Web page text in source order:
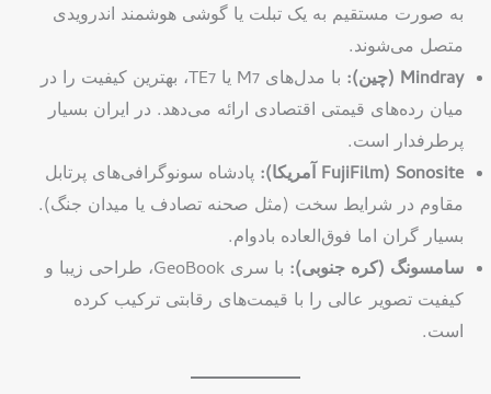
به صورت مستقیم به یک تبلت یا گوشی هوشمند اندرویدی
متصل می‌شوند.
Mindray (چین):
با مدل‌های M7 یا TE7، بهترین کیفیت را در
میان رده‌های قیمتی اقتصادی ارائه می‌دهد. در ایران بسیار
پرطرفدار است.
Sonosite (FujiFilm آمریکا):
پادشاه سونوگرافی‌های پرتابل
مقاوم در شرایط سخت (مثل صحنه تصادف یا میدان جنگ).
بسیار گران اما فوق‌العاده بادوام.
سامسونگ (کره جنوبی):
با سری GeoBook، طراحی زیبا و
کیفیت تصویر عالی را با قیمت‌های رقابتی ترکیب کرده
است.